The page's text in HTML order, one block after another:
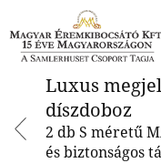
Luxus
díszdoboz
2 db S méretű
és biztonságos
Luxus